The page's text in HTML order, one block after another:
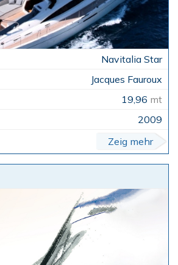
Navitalia Star
Jacques Fauroux
19,96 mt
2009
Zeig mehr